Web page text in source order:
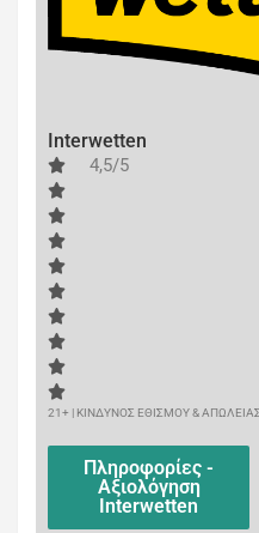
Interwetten
4,5/5
21+ | ΚΙΝΔΥΝΟΣ ΕΘΙΣΜΟΥ &
Πληροφορίες -
Αξιολόγηση
Interwetten